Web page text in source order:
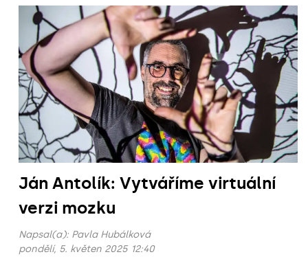
Ján Antolík: Vytváříme virtuální
verzi mozku
Napsal(a): Pavla Hubálková
pondělí, 5. květen 2025 12:40